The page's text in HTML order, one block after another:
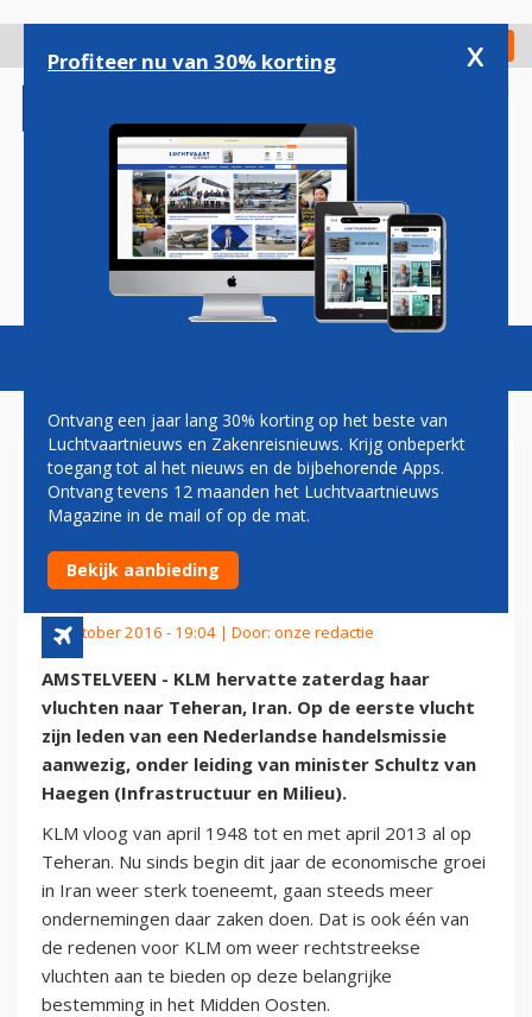
gaan
Check in
Magazine Podcasts Vacatures
KLM VOERT ZATERDAG
EERSTE VLUCHT NAAR
TEHERAN UIT
22 oktober 2016 - 19:04 | Door: onze redactie
AMSTELVEEN - KLM hervatte zaterdag haar
vluchten naar Teheran, Iran. Op de eerste vlucht
zijn leden van een Nederlandse handelsmissie
aanwezig, onder leiding van minister Schultz van
Haegen (Infrastructuur en Milieu).
KLM vloog van april 1948 tot en met april 2013 al op
Teheran. Nu sinds begin dit jaar de economische groei
in Iran weer sterk toeneemt, gaan steeds meer
ondernemingen daar zaken doen. Dat is ook één van
de redenen voor KLM om weer rechtstreekse
vluchten aan te bieden op deze belangrijke
bestemming in het Midden Oosten.
Profiteer nu van 30% korting x
Ontvang een jaar lang 30% korting op het beste van
Luchtvaartnieuws en Zakenreisnieuws. Krijg onbeperkt
toegang tot al het nieuws en de bijbehorende Apps.
Ontvang tevens 12 maanden het Luchtvaartnieuws
Magazine in de mail of op de mat.
Bekijk aanbieding